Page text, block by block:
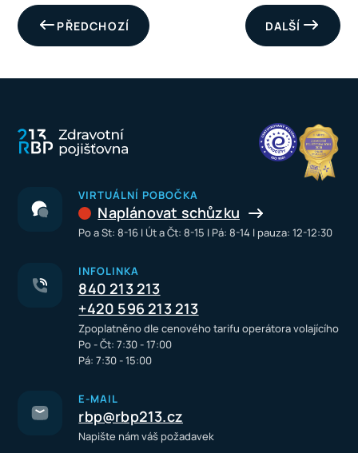
DALŠÍ
PŘEDCHOZÍ
VIRTUÁLNÍ POBOČKA
Naplánovat schůzku
Po a St: 8-16 I Út a Čt: 8-15 I Pá: 8-14 I pauza: 12-12:30
INFOLINKA
840 213 213
+420 596 213 213
Zpoplatněno dle cenového tarifu operátora volajícího
Po - Čt: 7:30 - 17:00
Pá: 7:30 - 15:00
E-MAIL
rbp@rbp213.cz
Napište nám váš požadavek